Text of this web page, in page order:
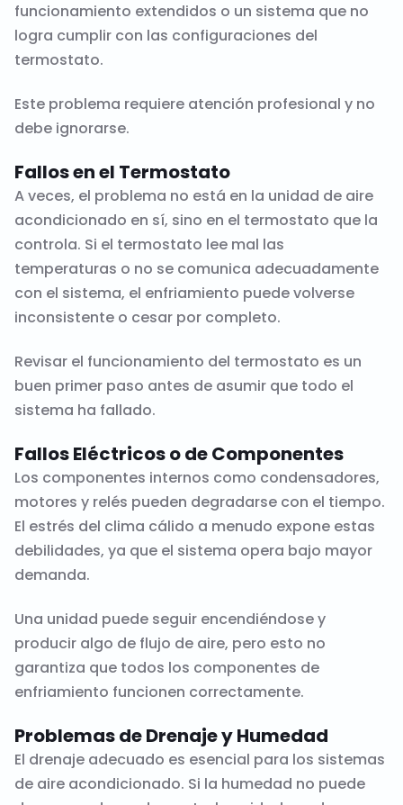
funcionamiento extendidos o un sistema que no
logra cumplir con las configuraciones del
termostato.
Este problema requiere atención profesional y no
debe ignorarse.
Fallos en el Termostato
A veces, el problema no está en la unidad de aire
acondicionado en sí, sino en el termostato que la
controla. Si el termostato lee mal las
temperaturas o no se comunica adecuadamente
con el sistema, el enfriamiento puede volverse
inconsistente o cesar por completo.
Revisar el funcionamiento del termostato es un
buen primer paso antes de asumir que todo el
sistema ha fallado.
Fallos Eléctricos o de Componentes
Los componentes internos como condensadores,
motores y relés pueden degradarse con el tiempo.
El estrés del clima cálido a menudo expone estas
debilidades, ya que el sistema opera bajo mayor
demanda.
Una unidad puede seguir encendiéndose y
producir algo de flujo de aire, pero esto no
garantiza que todos los componentes de
enfriamiento funcionen correctamente.
Problemas de Drenaje y Humedad
El drenaje adecuado es esencial para los sistemas
de aire acondicionado. Si la humedad no puede